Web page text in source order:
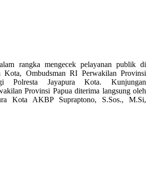
rangka mengecek pelayanan publik di
Kota, Ombudsman RI Perwakilan Provinsi
Polresta Jayapura Kota. Kunjungan
Provinsi Papua diterima langsung oleh
Kota AKBP Supraptono, S.Sos., M.Si,